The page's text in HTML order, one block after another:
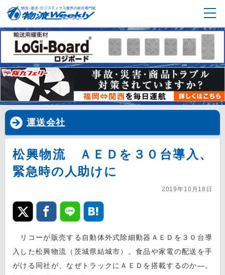
運送会社
松興物流 ＡＥＤを３０台導入、
緊急時の人助けに
2019年10月18日
リコーが販売する自動体外式除細動器ＡＥＤを３０台導
入した松興物流（茨城県結城市）。食品や家電の配送を手
がける同社が、なぜトラックにＡＥＤを搭載するのか―。